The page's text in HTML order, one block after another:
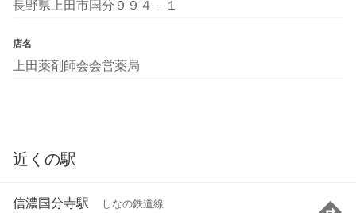
長野県上田市国分９９４－１
店名
上田薬剤師会会営薬局
近くの駅
信濃国分寺駅 しなの鉄道線